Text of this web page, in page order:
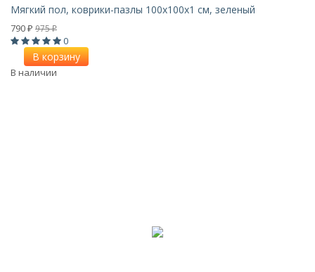
Мягкий пол, коврики-пазлы 100х100x1 см, зеленый
790 ₽ 975₽
0
В корзину
В наличии